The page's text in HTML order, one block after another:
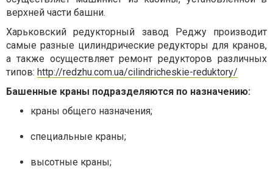
верхней части башни.
Харьковский редукторный завод Реджу производит
самые разные цилиндрические редукторы для кранов,
а также осуществляет ремонт редукторов различных
типов: http://redzhu.com.ua/cilindricheskie-reduktory/
Башенные краны подразделяются по назначению:
краны общего назначения;
специальные краны;
высотные краны;